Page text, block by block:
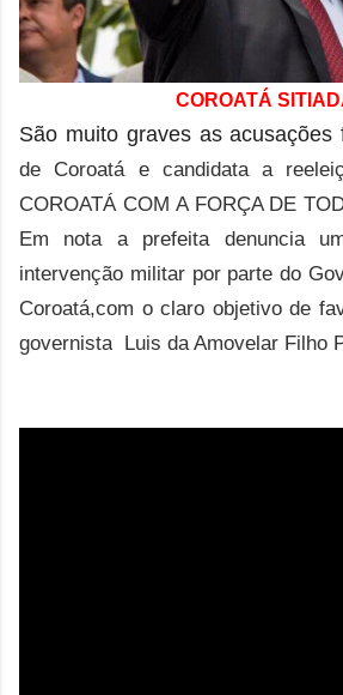
COROATÁ
São muito graves as acusações
de Coroatá e candidata a
COROATÁ COM A FORÇA DE
Em nota a prefeita denuncia
intervenção militar por parte do
Coroatá,com o claro objetivo de
governista Luis da Amovelar Filho